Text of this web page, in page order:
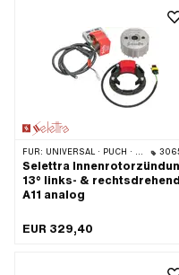
FÜR: UNIVERSAL · PUCH · SACHS · ZÜNDAPP BELMONDO
Selettra
13° links- & rechtsdrehend
A11 analog
EUR 329,40